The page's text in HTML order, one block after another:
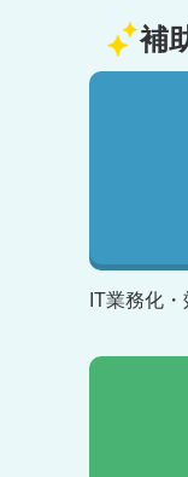
補
IT業務化